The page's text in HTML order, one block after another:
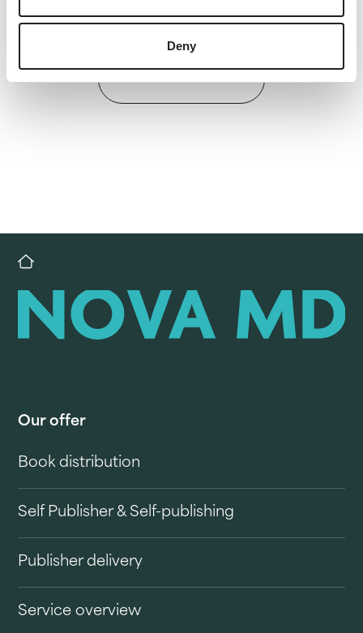
Deny
Back to overview
Our offer
Book distribution
Self Publisher & Self-publishing
Publisher delivery
Service overview